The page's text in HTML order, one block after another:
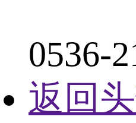
0536-
返回